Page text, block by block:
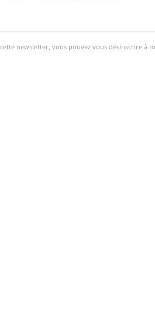
newsletter, vous pouvez vous désinscrire à